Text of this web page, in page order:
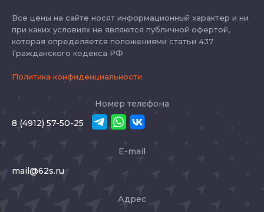
Все цены на сайте носят информационный характер и ни
при каких условиях не являются публичной офертой,
которая определяется положениями статьи 437
Гражданского кодекса РФ
Политика конфиденциальности
Номер телефона
8 (4912) 57-50-25
E-mail
mail@62s.ru
Адрес